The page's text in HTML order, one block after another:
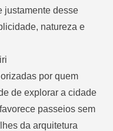
justamente desse
natureza e
por quem
de explorar a cidade
passeios sem
da arquitetura